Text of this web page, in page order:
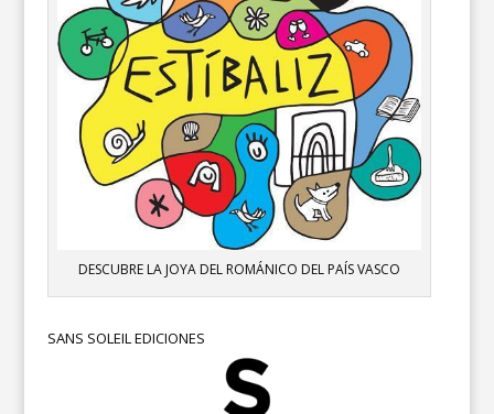
DESCUBRE LA JOYA DEL ROMÁNICO DEL PAÍS VASCO
SANS SOLEIL EDICIONES